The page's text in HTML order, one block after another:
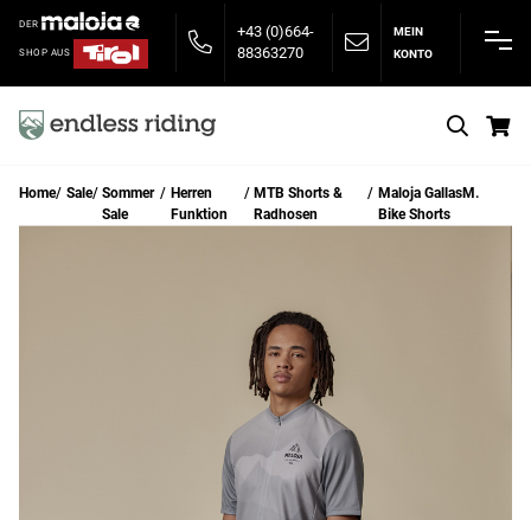
DER
SHOP AUS
+43 (0)664-
88363270
MEIN
KONTO
Home Sale
Sommer
Sale
Herren
Funktion
MTB Shorts &
Radhosen
Maloja GallasM.
Bike Shorts